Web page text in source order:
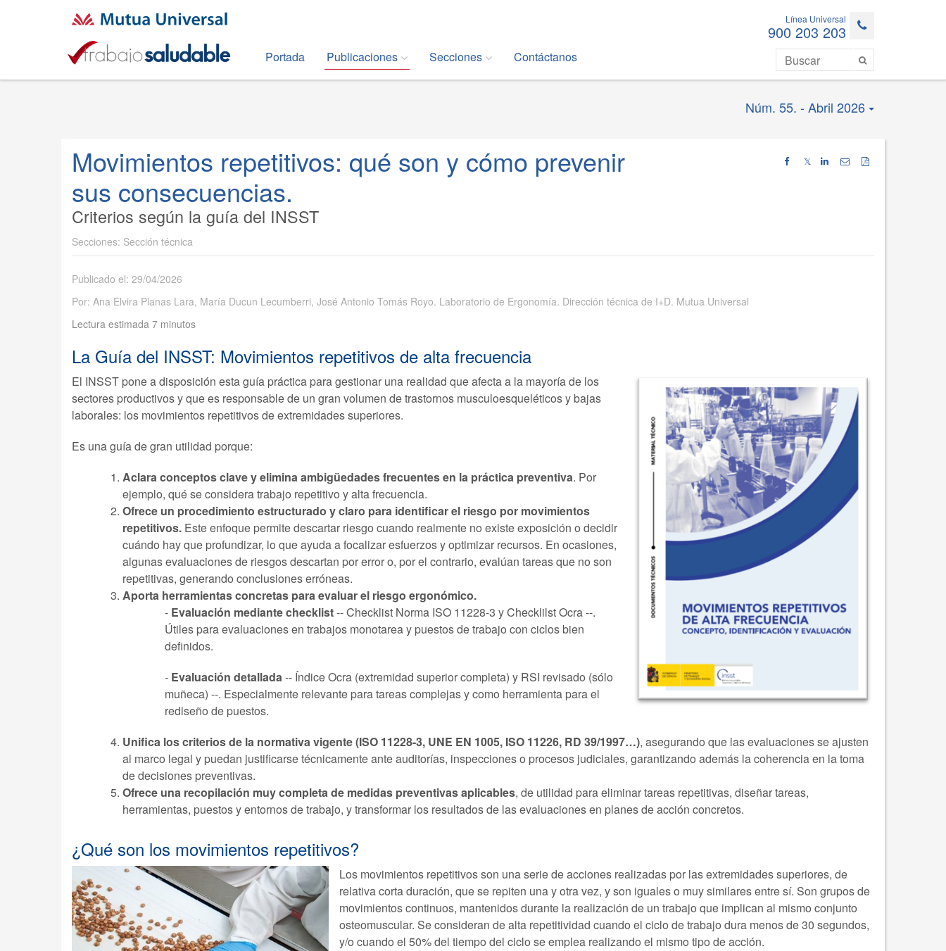
Línea Universal
900 203 203
Portada Publicaciones Secciones Contáctanos
Núm. 55. - Abril 2026
𝕏
Movimientos repetitivos: qué son y cómo prevenir
sus consecuencias.
Criterios según la guía del INSST
Sección técnica
Publicado el: 29/04/2026
Por: Ana Elvira Planas Lara, María Ducun Lecumberri, José Antonio Tomás Royo. Laboratorio de Ergonomía. Dirección técnica de I+D. Mutua Universal
Lectura estimada 7 minutos
La Guía del INSST: Movimientos repetitivos de alta frecuencia
El INSST pone a disposición esta guía práctica para gestionar una realidad que afecta a la mayoría de los
sectores productivos y que es responsable de un gran volumen de trastornos musculoesqueléticos y bajas
laborales: los movimientos repetitivos de extremidades superiores.
Es una guía de gran utilidad porque:
Aclara conceptos clave y elimina ambigüedades frecuentes en la práctica preventiva. Por
ejemplo, qué se considera trabajo repetitivo y alta frecuencia.
Ofrece un procedimiento estructurado y claro para identificar el riesgo por movimientos
repetitivos. Este enfoque permite descartar riesgo cuando realmente no existe exposición o decidir
cuándo hay que profundizar, lo que ayuda a focalizar esfuerzos y optimizar recursos. En ocasiones,
algunas evaluaciones de riesgos descartan por error o, por el contrario, evalúan tareas que no son
repetitivas, generando conclusiones erróneas.
Aporta herramientas concretas para evaluar el riesgo ergonómico.
- Evaluación mediante checklist-- Checklist Norma ISO 11228-3 y Checklilst Ocra --.
Útiles para evaluaciones en trabajos monotarea y puestos de trabajo con ciclos bien
definidos.
- Evaluación detallada-- Índice Ocra (extremidad superior completa) y RSI revisado (sólo
muñeca) --. Especialmente relevante para tareas complejas y como herramienta para el
rediseño de puestos.
Unifica los criterios de la normativa vigente (ISO 11228-3, UNE EN 1005, ISO 11226, RD 39/1997…), asegurando que las evaluaciones se ajusten
al marco legal y puedan justificarse técnicamente ante auditorías, inspecciones o procesos judiciales, garantizando además la coherencia en la toma
de decisiones preventivas.
Ofrece una recopilación muy completa de medidas preventivas aplicables, de utilidad para eliminar tareas repetitivas, diseñar tareas,
herramientas, puestos y entornos de trabajo, y transformar los resultados de las evaluaciones en planes de acción concretos.
¿Qué son los movimientos repetitivos?
Los movimientos repetitivos son una serie de acciones realizadas por las extremidades superiores, de
relativa corta duración, que se repiten una y otra vez, y son iguales o muy similares entre sí. Son grupos de
movimientos continuos, mantenidos durante la realización de un trabajo que implican al mismo conjunto
osteomuscular. Se consideran de alta repetitividad cuando el ciclo de trabajo dura menos de 30 segundos,
y/o cuando el 50% del tiempo del ciclo se emplea realizando el mismo tipo de acción.